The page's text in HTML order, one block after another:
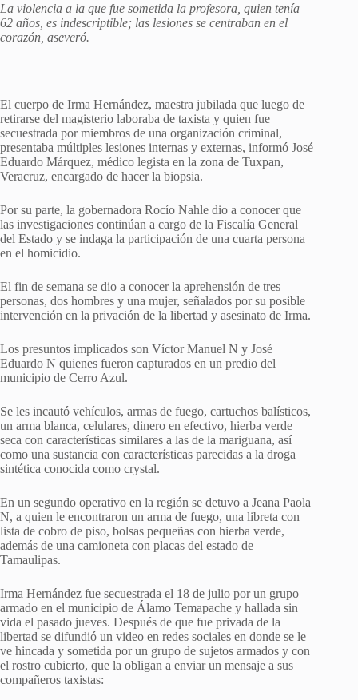
La violencia a la que fue sometida la profesora, quien tenía
62 años, es indescriptible; las lesiones se centraban en el
corazón, aseveró.
El cuerpo de Irma Hernández, maestra jubilada que luego de
retirarse del magisterio laboraba de taxista y quien fue
secuestrada por miembros de una organización criminal,
presentaba múltiples lesiones internas y externas, informó José
Eduardo Márquez, médico legista en la zona de Tuxpan,
Veracruz, encargado de hacer la biopsia.
Por su parte, la gobernadora Rocío Nahle dio a conocer que
las investigaciones continúan a cargo de la Fiscalía General
del Estado y se indaga la participación de una cuarta persona
en el homicidio.
El fin de semana se dio a conocer la aprehensión de tres
personas, dos hombres y una mujer, señalados por su posible
intervención en la privación de la libertad y asesinato de Irma.
Los presuntos implicados son Víctor Manuel N y José
Eduardo N quienes fueron capturados en un predio del
municipio de Cerro Azul.
Se les incautó vehículos, armas de fuego, cartuchos balísticos,
un arma blanca, celulares, dinero en efectivo, hierba verde
seca con características similares a las de la mariguana, así
como una sustancia con características parecidas a la droga
sintética conocida como crystal.
En un segundo operativo en la región se detuvo a Jeana Paola
N, a quien le encontraron un arma de fuego, una libreta con
lista de cobro de piso, bolsas pequeñas con hierba verde,
además de una camioneta con placas del estado de
Tamaulipas.
Irma Hernández fue secuestrada el 18 de julio por un grupo
armado en el municipio de Álamo Temapache y hallada sin
vida el pasado jueves. Después de que fue privada de la
libertad se difundió un video en redes sociales en donde se le
ve hincada y sometida por un grupo de sujetos armados y con
el rostro cubierto, que la obligan a enviar un mensaje a sus
compañeros taxistas: